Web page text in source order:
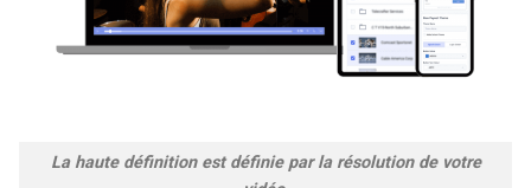
La haute définition est définie par la résolution de votre